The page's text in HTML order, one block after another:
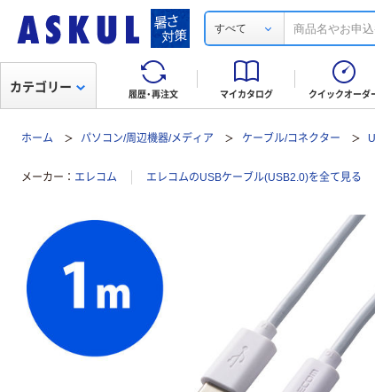
すべて
履歴・再注文 マイカタログ クイックオーダ
カテゴリー
ホーム パソコン/周辺機器/メディア ケーブル/コネクター
メーカー エレコム エレコムのUSBケーブル(USB2.0)を全て見る